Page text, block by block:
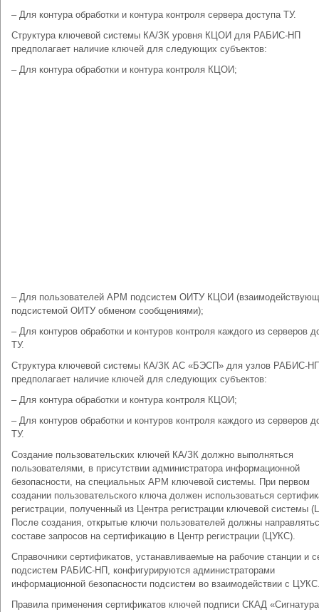
– Для контура обработки и контура контроля сервера доступа ТУ.
Структура ключевой системы КА/ЗК уровня КЦОИ для РАБИС-НП
предполагает наличие ключей для следующих субъектов:
– Для контура обработки и контура контроля КЦОИ;
– Для пользователей АРМ подсистем ОИТУ КЦОИ
подсистемой ОИТУ обменом сообщениями);
– Для контуров обработки и контуров контроля каждого из серверов
ТУ.
Структура ключевой системы КА/ЗК АС «БЭСП» для узлов РАБИС-
предполагает наличие ключей для следующих субъектов:
– Для контура обработки и контура контроля КЦОИ;
– Для контуров обработки и контуров контроля каждого из серверов
ТУ.
Создание пользовательских ключей КА/ЗК должно выполняться
пользователями, в присутствии администратора информационной
безопасности, на специальных АРМ ключевой системы. При первом
создании пользовательского ключа должен использоваться
регистрации, полученный из Центра регистрации ключевой системы
После создания, открытые ключи пользователей должны
составе запросов на сертификацию в Центр регистрации (ЦУКС).
Справочники сертификатов, устанавливаемые на рабочие станции и
подсистем РАБИС-НП, конфигурируются администраторами
информационной безопасности подсистем во взаимодействии с
Правила применения сертификатов ключей подписи СКАД